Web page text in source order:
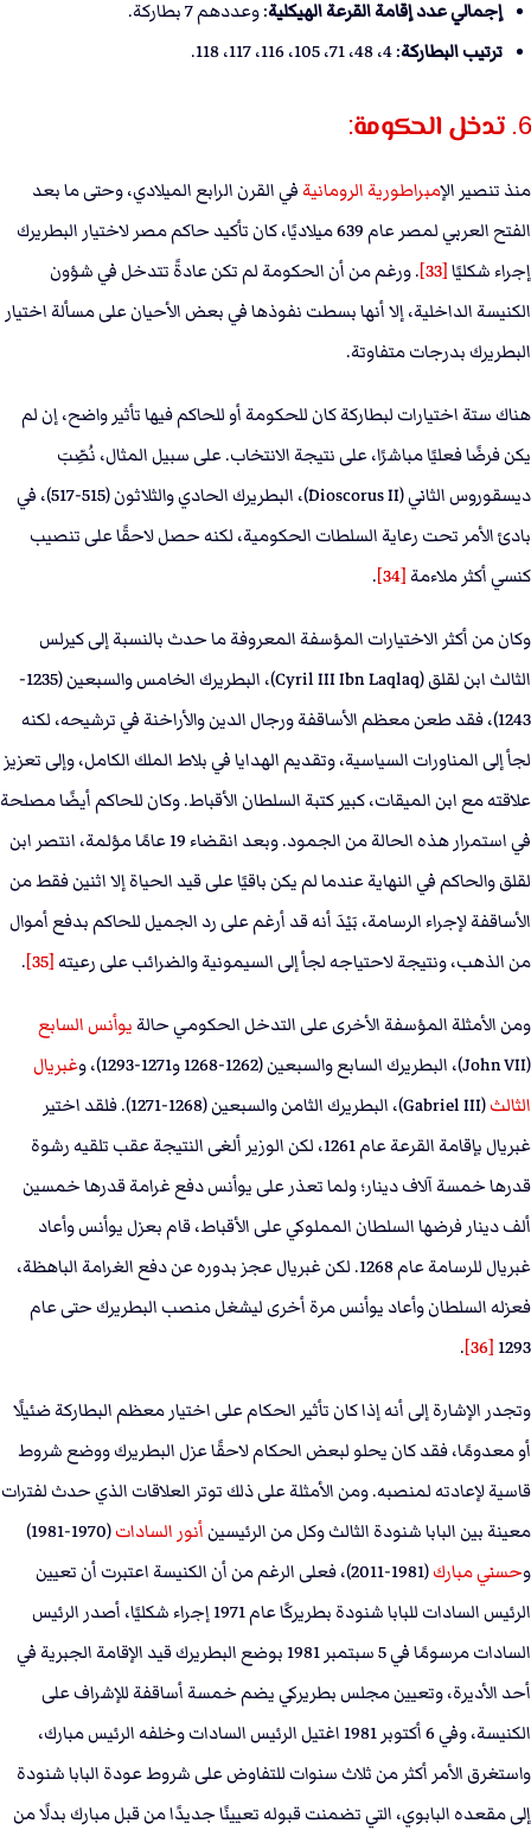
إجمالي عدد إقامة القرعة الهيكلية: وعددهم 7 بطاركة.
ترتيب البطاركة: 4، 48، 71، 105، 116، 117، 118.
6. تدخل الحكومة:
منذ تنصير الإمبراطورية الرومانيةفي القرن الرابع الميلادي، وحتى ما بعد
الفتح العربي لمصر عام 639 ميلاديًا، كان تأكيد حاكم مصر لاختيار البطريرك
إجراء شكليًا[33]
. ورغم من أن الحكومة لم تكن عادةً تتدخل في شؤون
الكنيسة الداخلية، إلا أنها بسطت نفوذها في بعض الأحيان على مسألة اختيار
البطريرك بدرجات متفاوتة.
هناك ستة اختيارات لبطاركة كان للحكومة أو للحاكم فيها تأثير واضح، إن لم
يكن فرضًا فعليًا مباشرًا، على نتيجة الانتخاب. على سبيل المثال، نُصِّبَ
ديسقوروس الثاني (Dioscorus II)، البطريرك الحادي والثلاثون (515-517)، في
بادئ الأمر تحت رعاية السلطات الحكومية، لكنه حصل لاحقًا على تنصيب
كنسي أكثر ملاءمة[34]
.
وكان من أكثر الاختيارات المؤسفة المعروفة ما حدث بالنسبة إلى كيرلس
الثالث ابن لقلق (Cyril III Ibn Laqlaq)، البطريرك الخامس والسبعين (1235-
1243)، فقد طعن معظم الأساقفة ورجال الدين والأراخنة في ترشيحه، لكنه
لجأ إلى المناورات السياسية، وتقديم الهدايا في بلاط الملك الكامل، وإلى تعزيز
علاقته مع ابن الميقات، كبير كتبة السلطان الأقباط. وكان للحاكم أيضًا مصلحة
في استمرار هذه الحالة من الجمود. وبعد انقضاء 19 عامًا مؤلمة، انتصر ابن
لقلق والحاكم في النهاية عندما لم يكن باقيًا على قيد الحياة إلا اثنين فقط من
الأساقفة لإجراء الرسامة، بَيْدَ أنه قد أرغم على رد الجميل للحاكم بدفع أموال
من الذهب، ونتيجة لاحتياجه لجأ إلى السيمونية والضرائب على رعيته[35]
.
ومن الأمثلة المؤسفة الأخرى على التدخل الحكومي حالةيوأنس السابع
(John VII)، البطريرك السابع والسبعين (1262-1268 و1271-1293)، و
غبريال
الثالث
(Gabriel III)، البطريرك الثامن والسبعين (1268-1271). فلقد اختير
غبريال بإقامة القرعة عام 1261، لكن الوزير ألغى النتيجة عقب تلقيه رشوة
قدرها خمسة آلاف دينار؛ ولما تعذر على يوأنس دفع غرامة قدرها خمسين
ألف دينار فرضها السلطان المملوكي على الأقباط، قام بعزل يوأنس وأعاد
غبريال للرسامة عام 1268. لكن غبريال عجز بدوره عن دفع الغرامة الباهظة،
فعزله السلطان وأعاد يوأنس مرة أخرى ليشغل منصب البطريرك حتى عام
1293
[36]
.
وتجدر الإشارة إلى أنه إذا كان تأثير الحكام على اختيار معظم البطاركة ضئيلًا
أو معدومًا، فقد كان يحلو لبعض الحكام لاحقًا عزل البطريرك ووضع شروط
قاسية لإعادته لمنصبه. ومن الأمثلة على ذلك توتر العلاقات الذي حدث لفترات
معينة بين البابا شنودة الثالث وكل من الرئيسين أنور السادات
(1970-1981)
وحسني مبارك
(1981-2011)، فعلى الرغم من أن الكنيسة اعتبرت أن تعيين
الرئيس السادات للبابا شنودة بطريركًا عام 1971 إجراء شكليًا، أصدر الرئيس
السادات مرسومًا في 5 سبتمبر 1981 بوضع البطريرك قيد الإقامة الجبرية في
أحد الأديرة، وتعيين مجلس بطريركي يضم خمسة أساقفة للإشراف على
الكنيسة، وفي 6 أكتوبر 1981 اغتيل الرئيس السادات وخلفه الرئيس مبارك،
واستغرق الأمر أكثر من ثلاث سنوات للتفاوض على شروط عودة البابا شنودة
إلى مقعده البابوي، التي تضمنت قبوله تعيينًا جديدًا من قبل مبارك بدلًا من